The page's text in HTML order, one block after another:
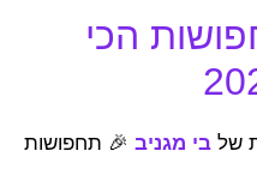
הכי
של בי מגניב 🎉 תחפושות